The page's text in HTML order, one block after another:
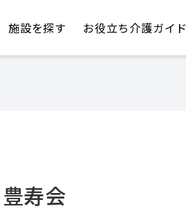
施設を探す お役立ち介護ガイド
寿会